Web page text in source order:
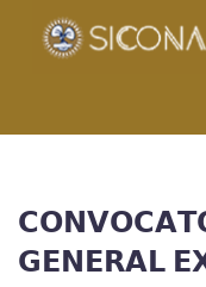
Gremial
𝗚𝗘𝗡𝗘𝗥𝗔𝗟